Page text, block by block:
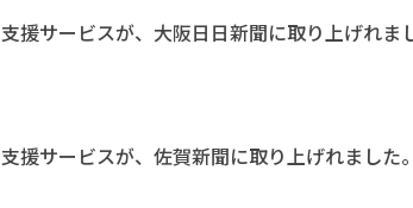
サービスが、大阪日日新聞に取り上げれま
援サービスが、佐賀新聞に取り上げれました。